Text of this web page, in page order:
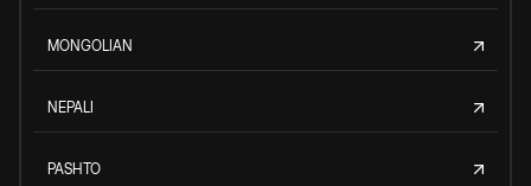
MONGOLIAN
NEPALI
PASHTO